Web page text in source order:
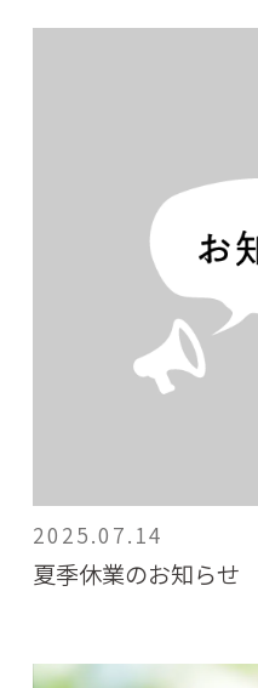
2025.07.14
夏季休業のお知らせ